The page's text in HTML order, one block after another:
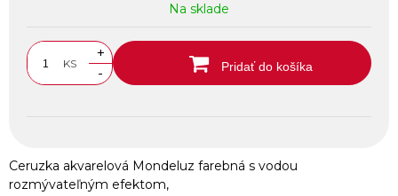
Na sklade
KS
+
-
Pridať do košíka
Ceruzka akvarelová Mondeluz farebná s vodou
rozmývateľným efektom,